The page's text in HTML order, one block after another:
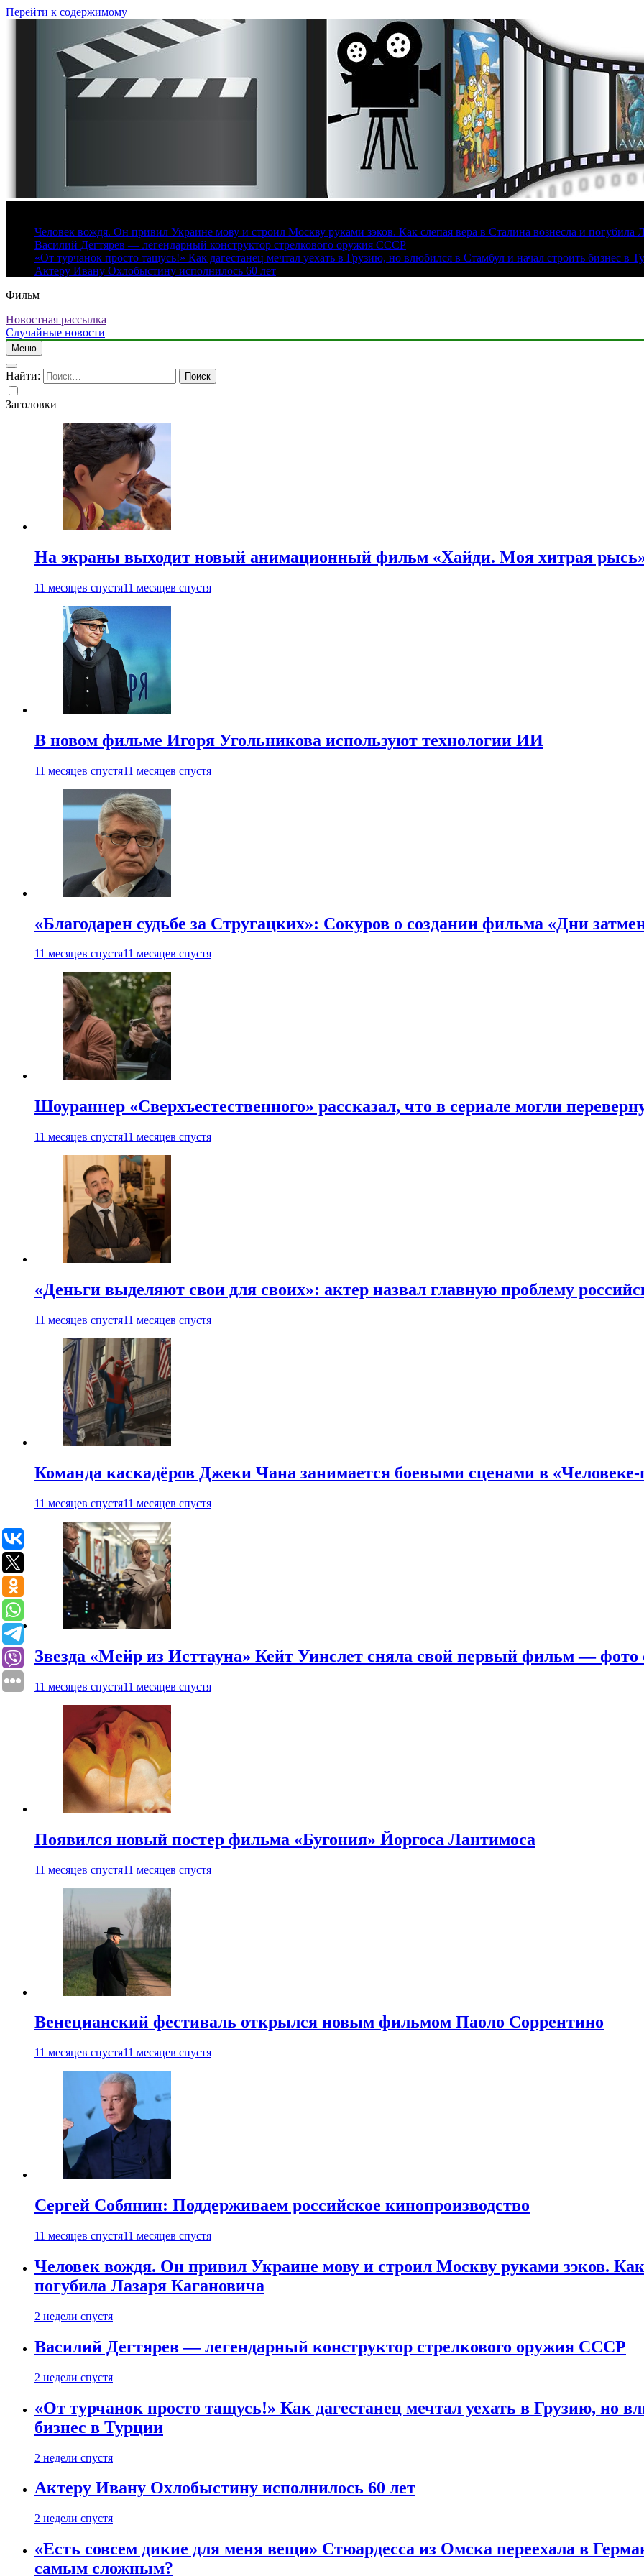
Перейти к содержимому
Человек вождя. Он привил Украине мову и строил Москву руками зэков. Как слепая вера в Сталина вознесла и погубила
Василий Дегтярев — легендарный конструктор стрелкового оружия СССР
«От турчанок просто тащусь!» Как дагестанец мечтал уехать в Грузию, но влюбился в Стамбул и начал строить бизнес в
Актеру Ивану Охлобыстину исполнилось 60 лет
Фильм
Новостная рассылка
Случайные новости
Меню
Найти:
Заголовки
На экраны выходит новый анимационный фильм «Хайди. Моя хитрая
11 месяцев спустя11 месяцев спустя
В новом фильме Игоря Угольникова используют технологии ИИ
11 месяцев спустя11 месяцев спустя
«Благодарен судьбе за Стругацких»: Сокуров о создании фильма «Дни
11 месяцев спустя11 месяцев спустя
Шоураннер «Сверхъестественного» рассказал, что в сериале могли
11 месяцев спустя11 месяцев спустя
«Деньги выделяют свои для своих»: актер назвал главную проблему
11 месяцев спустя11 месяцев спустя
Команда каскадёров Джеки Чана занимается боевыми сценами в «Человеке-
11 месяцев спустя11 месяцев спустя
Звезда «Мейр из Исттауна» Кейт Уинслет сняла свой первый фильм — фото
11 месяцев спустя11 месяцев спустя
Появился новый постер фильма «Бугония» Йоргоса Лантимоса
11 месяцев спустя11 месяцев спустя
Венецианский фестиваль открылся новым фильмом Паоло Соррентино
11 месяцев спустя11 месяцев спустя
Сергей Собянин: Поддерживаем российское кинопроизводство
11 месяцев спустя11 месяцев спустя
Человек вождя. Он привил Украине мову и строил Москву руками зэков.
погубила Лазаря Кагановича
2 недели спустя
Василий Дегтярев — легендарный конструктор стрелкового оружия СССР
2 недели спустя
«От турчанок просто тащусь!» Как дагестанец мечтал уехать в Грузию, но
бизнес в Турции
2 недели спустя
Актеру Ивану Охлобыстину исполнилось 60 лет
2 недели спустя
«Есть совсем дикие для меня вещи» Стюардесса из Омска переехала в
самым сложным?